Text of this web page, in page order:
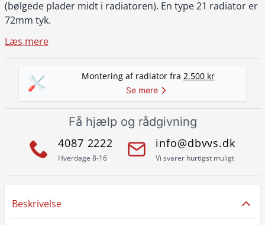
(bølgede plader midt i radiatoren). En type 21 radiator er
72mm tyk.
Læs mere
Montering af radiator fra 2.500 kr
Se mere
Få hjælp og rådgivning
4087 2222
Hverdage 8-16
info@dbvvs.dk
Vi svarer hurtigst muligt
Beskrivelse